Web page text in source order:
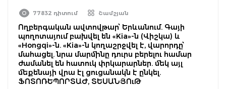
77832 դիտում Շամշյան
Ողբերգական ավտովթար՝ Երևանում. Գայի
պողոտայում բախվել են «Kia»-ն (Վիշկա) և
«Hongqi»-ն. «Kia»-ն կողաշրջվել է, վարորդը՝
մահացել. նրա մարմինը դուրս բերելու համար
ժամանել են հատուկ փրկարարներ. մեկ այլ
մեքենայի վրա էլ ցուցանակն է ընկել.
ՖՈՏՈՌԵՊՈՐՏԱԺ, ՏԵՍԱՆՅՈւԹ